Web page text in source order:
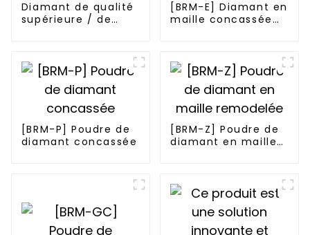
Diamant de qualité
supérieure / de
[BRM-E] Diamant en
maille concassée
[BRM-P] Poudre de
diamant concassée
[BRM-Z] Poudre de
diamant en maille